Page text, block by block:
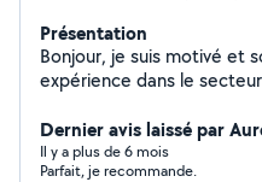
Présentation
Bonjour, je suis motivé et
expérience dans le
Dernier avis laissé par
Il y a plus de 6 mois
Parfait, je recommande.